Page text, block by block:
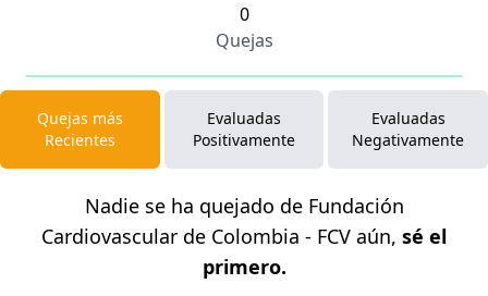
0
Quejas
Quejas más
Recientes
Evaluadas
Positivamente
Evaluadas
Negativamente
Nadie se ha quejado de Fundación
Cardiovascular de Colombia - FCV aún, sé el
primero.